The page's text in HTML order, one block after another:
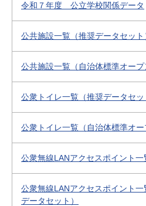
令和７年度 公立学校関係データ
公共施設一覧（推奨データセット
公共施設一覧（自治体標準オープ
公衆トイレ一覧（推奨データセッ
公衆トイレ一覧（自治体標準オー
公衆無線LANアクセスポイント一
公衆無線LANアクセスポイント
データセット）